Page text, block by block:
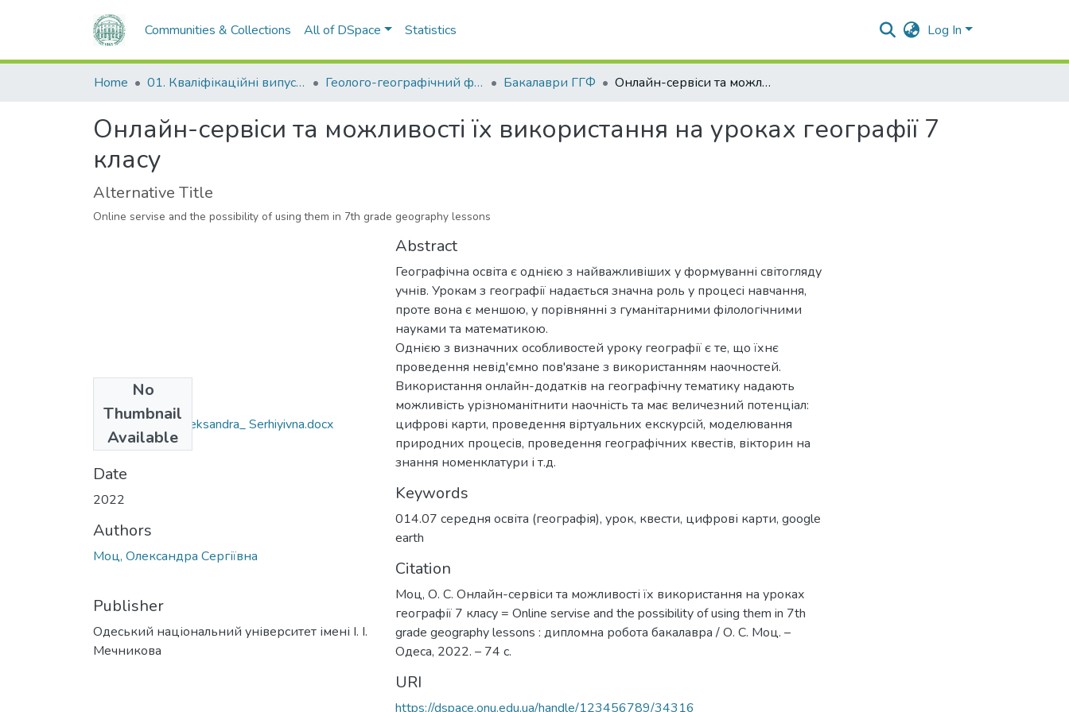
Communities & Collections All of DSpace Statistics Log In
Home 01. Кваліфікаційні випускні роботи здобувачів вищої освіти Геолого-географічний факультет Бакалаври ГГФ Онлайн-сервіси та можливості їх використання на уроках географії 7 класу
Онлайн-сервіси та можливості їх використання на уроках географії 7
класу
Alternative Title
Online servise and the possibility of using them in 7th grade geography lessons
No
Thumbnail
Available
014.07_Mots_Oleksandra_ Serhiyivna.docx
(430.84 KB)
Date
2022
Authors
Моц, Олександра Сергіївна
Publisher
Одеський національний університет імені І. І.
Мечникова
Abstract
Географічна освіта є однією з найважливіших у формуванні світогляду
учнів. Урокам з географії надається значна роль у процесі навчання,
проте вона є меншою, у порівнянні з гуманітарними філологічними
науками та математикою.
Однією з визначних особливостей уроку географії є те, що їхнє
проведення невід'ємно пов'язане з використанням наочностей.
Використання онлайн-додатків на географічну тематику надають
можливість урізноманітнити наочність та має величезний потенціал:
цифрові карти, проведення віртуальних екскурсій, моделювання
природних процесів, проведення географічних квестів, вікторин на
знання номенклатури і т.д.
Keywords
014.07 середня освіта (географія), урок, квести, цифрові карти, google
earth
Citation
Моц, О. С. Онлайн-сервіси та можливості їх використання на уроках
географії 7 класу = Online servise and the possibility of using them in 7th
grade geography lessons : дипломна робота бакалавра / О. С. Моц. –
Одеса, 2022. – 74 с.
URI
https://dspace.onu.edu.ua/handle/123456789/34316